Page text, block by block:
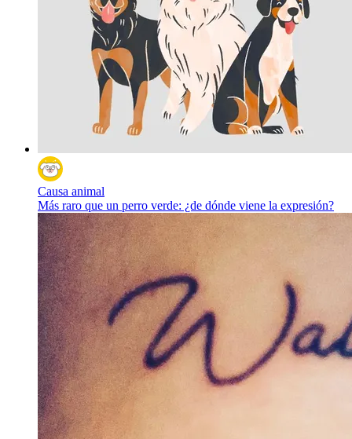
Causa animal
Más raro que un perro verde: ¿de dónde viene la expresión?